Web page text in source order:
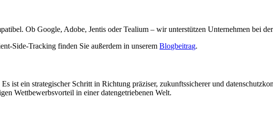
Ob Google, Adobe, Jentis oder Tealium – wir unterstützen Unternehmen bei
Side-Tracking finden Sie außerdem in unseremBlogbeitrag.
ist ein strategischer Schritt in Richtung präziser, zukunftssicherer und
Wettbewerbsvorteil in einer datengetriebenen Welt.